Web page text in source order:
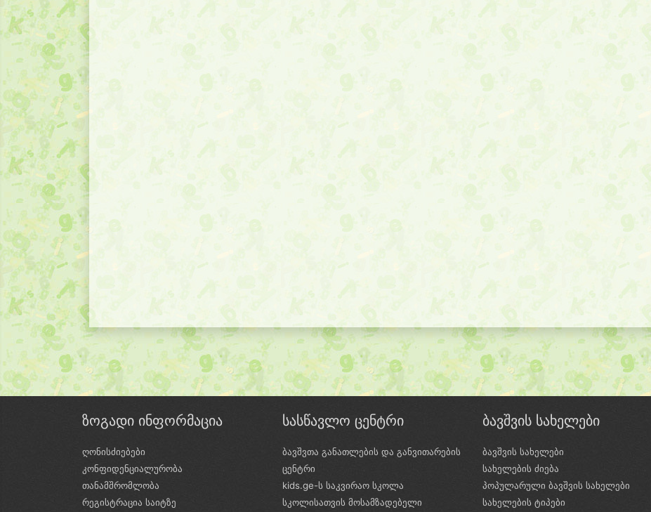
ზოგადი ინფორმაცია
ღონისძიებები
კონფიდენციალურობა
თანამშრომლობა
რეგისტრაცია საიტზე
სასწავლო ცენტრი
ბავშვთა განათლების და განვითარების
ცენტრი
kids.ge-ს საკვირაო სკოლა
სკოლისათვის მოსამზადებელი
ბავშვის სახელები
ბავშვის სახელები
სახელების ძიება
პოპულარული ბავშვის სახელები
სახელების ტიპები